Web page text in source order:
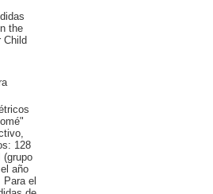
the
Child
128
(grupo
año
el